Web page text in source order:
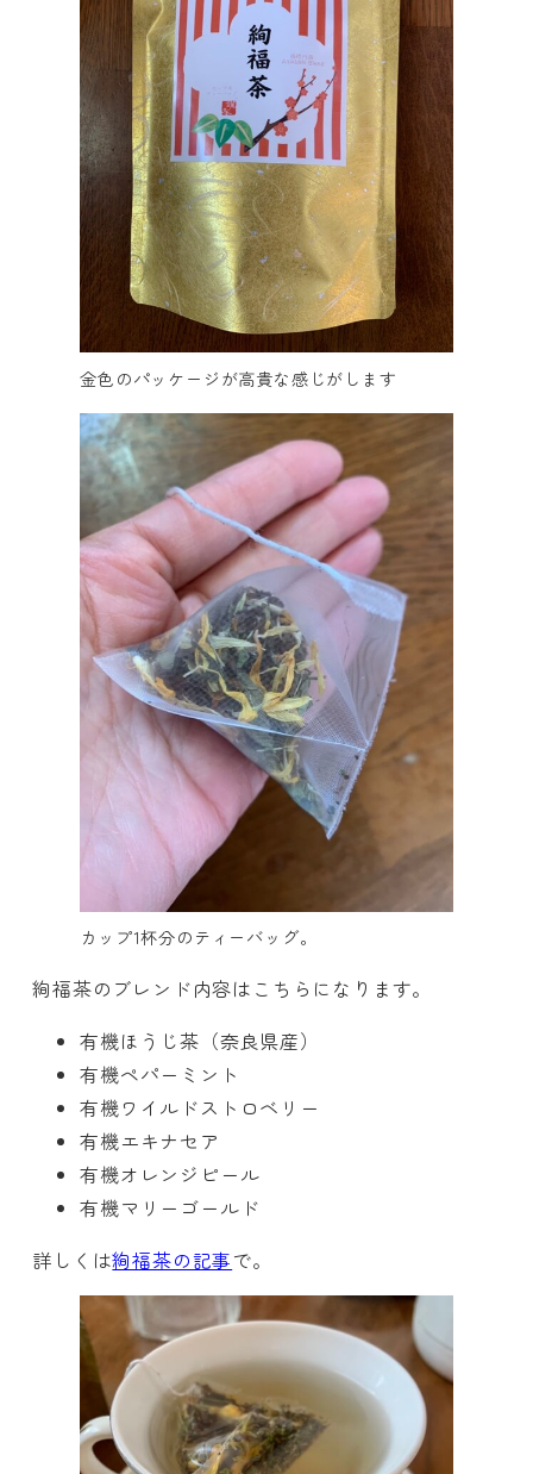
金色のパッケージが高貴な感じがします
カップ1杯分のティーバッグ。
絢福茶のブレンド内容はこちらになります。
有機ほうじ茶（奈良県産）
有機ペパーミント
有機ワイルドストロベリー
有機エキナセア
有機オレンジピール
有機マリーゴールド
詳しくは絢福茶の記事で。